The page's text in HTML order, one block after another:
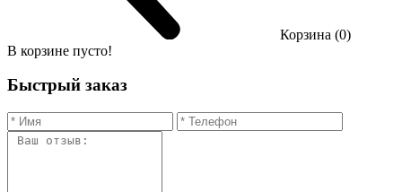
Корзина (0)
В корзине пусто!
Быстрый заказ